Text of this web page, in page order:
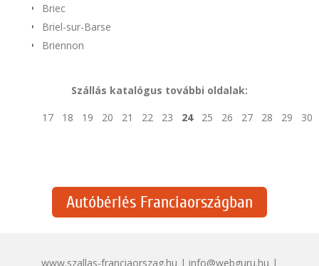
Briec
Briel-sur-Barse
Briennon
Szállás katalógus további oldalak:
17
18 19 20 21 22 23 24 25 26 27 28 29 30
Autóbérlés Franciaországban
www.szallas-franciaorszag.hu | info@webguru.hu |